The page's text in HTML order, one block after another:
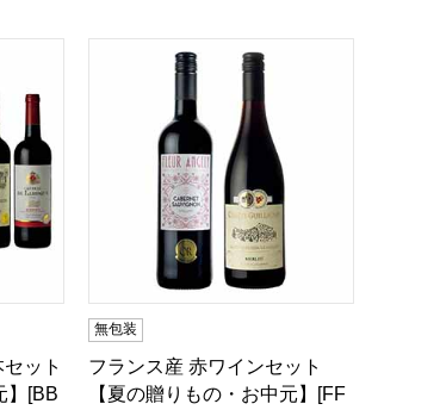
りもの・お中元】[VB2-RR2]
ット【夏の贈りもの・お中元】[BB3-RR6]
ット
】[BB
フランス産 赤ワインセット【夏の贈り
無包装
フランス産 赤ワインセット
【夏の贈りもの・お中元】[FF